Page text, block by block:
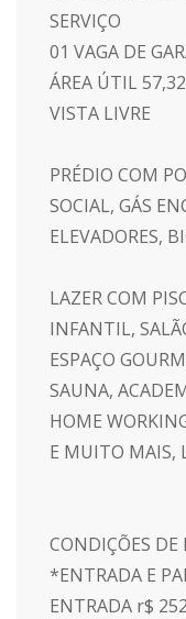
SERVIÇO
01 VAGA DE
ÁREA ÚTIL
VISTA LIVRE
PRÉDIO COM
SOCIAL, GÁS
ELEVADORES,
LAZER COM
INFANTIL,
ESPAÇO
SAUNA,
HOME
E MUITO MAIS,
CONDIÇÕES DE
*ENTRADA E
ENTRADA r$